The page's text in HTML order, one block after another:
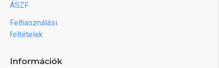
ÁSZF
Felhasználási
feltételek
Információk